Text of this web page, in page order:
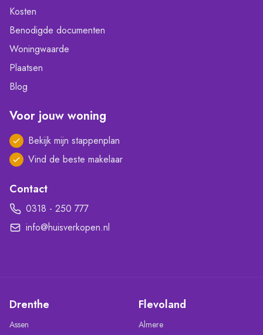
Kosten
Benodigde documenten
Woningwaarde
Plaatsen
Blog
Voor jouw woning
Bekijk mijn stappenplan
Vind de beste makelaar
Contact
0318 - 250 777
info@huisverkopen.nl
Drenthe
Assen
Flevoland
Almere